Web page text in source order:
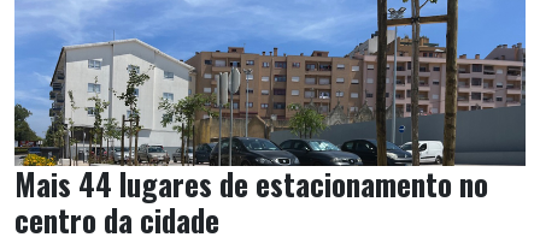
Mais 44 lugares de estacionamento no
centro da cidade